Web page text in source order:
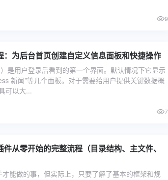
9
为后台首页创建自定义信息面板和快捷操作
是用户登录后看到的第一个界面。默认情况下它显示
新闻”等几个面板。对于需要给用户提供关键数据概
可以大...
7
从零开始的完整流程（目录结构、主文件、
能做的事，但实际上，只要了解了基本的框架和规